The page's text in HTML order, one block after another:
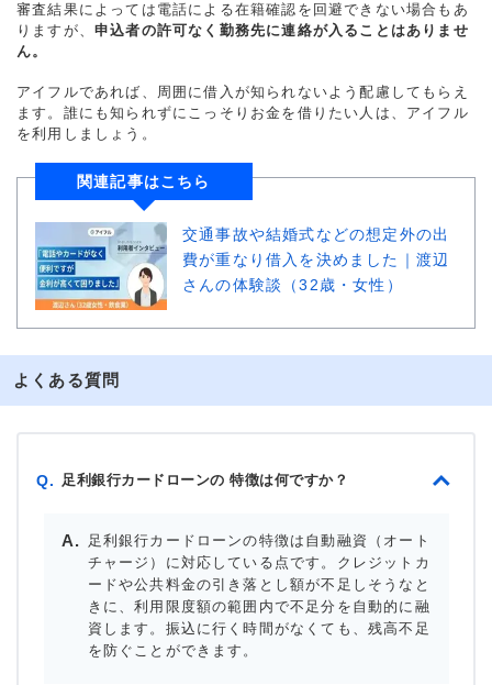
審査結果によっては電話による在籍確認を回避できない場合もあ
りますが、 申込者の許可なく勤務先に連絡が入ることはありませ
ん。
アイフルであれば、周囲に借入が知られないよう配慮してもらえ
ます。誰にも知られずにこっそりお金を借りたい人は、アイフル
を利用しましょう。
関連記事はこちら
交通事故や結婚式などの想定外の出
費が重なり借入を決めました｜渡辺
さんの体験談（32歳・女性）
よくある質問
Q. 足利銀行カードローンの 特徴は何ですか？
足利銀行カードローンの特徴は自動融資（オート
チャージ）に対応している点です。クレジットカ
ードや公共料金の引き落とし額が不足しそうなと
きに、利用限度額の範囲内で不足分を自動的に融
資します。振込に行く時間がなくても、残高不足
を防ぐことができます。